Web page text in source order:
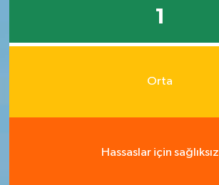
1
Orta
Hassaslar için sağlıksız